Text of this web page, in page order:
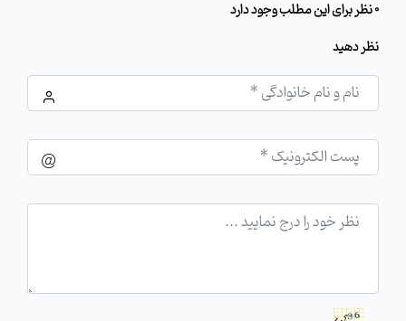
0 نظر برای این مطلب وجود دارد
نظر دهید